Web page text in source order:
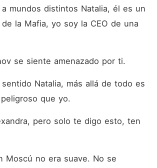
mundos distintos Natalia, él es un
la Mafia, yo soy la CEO de una
se siente amenazado por ti.
Natalia, más allá de todo es
que yo.
pero solo te digo esto, ten
Moscú no era suave. No se